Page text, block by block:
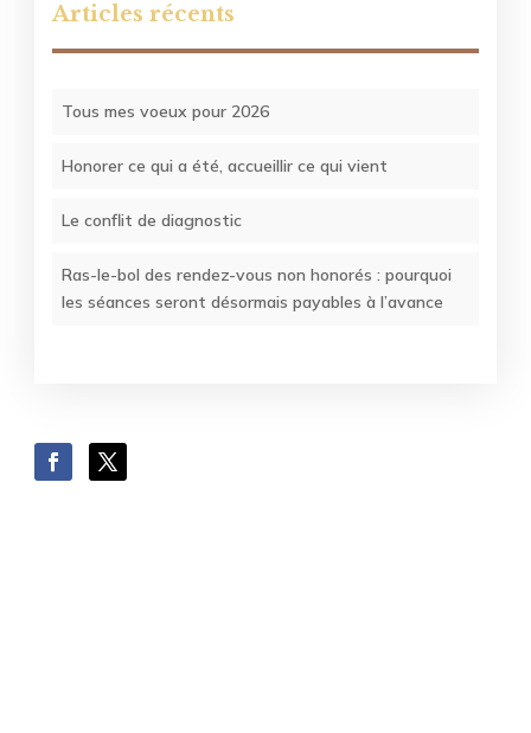
Articles récents
Tous mes voeux pour 2026
Honorer ce qui a été, accueillir ce qui vient
Le conflit de diagnostic
Ras-le-bol des rendez-vous non honorés : pourquoi
les séances seront désormais payables à l’avance